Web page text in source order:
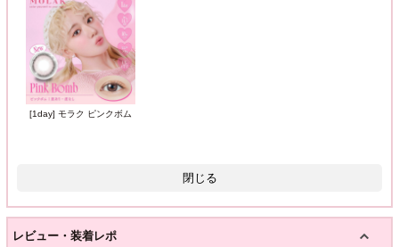
[1day] モラク ピンクボム
閉じる
レビュー・装着レポ